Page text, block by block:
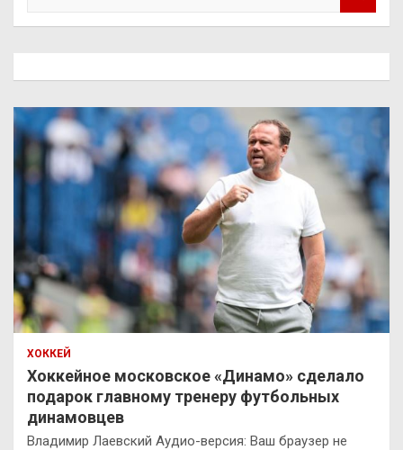
ХОККЕЙ
Хоккейное московское «Динамо» сделало
подарок главному тренеру футбольных
динамовцев
Владимир Лаевский Аудио-версия: Ваш браузер не